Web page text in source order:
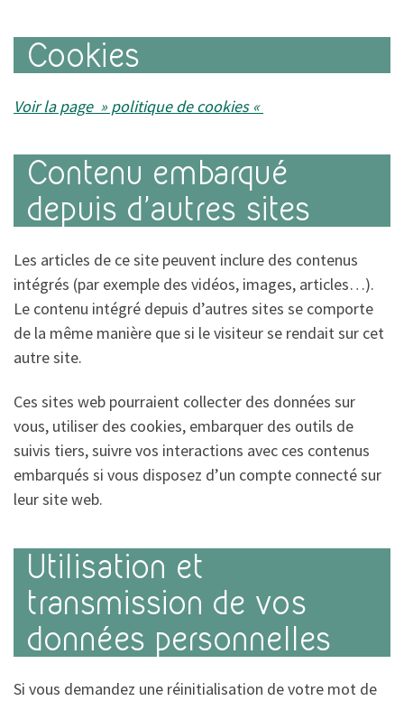
Cookies
Voir la page » politique de cookies «
Contenu embarqué
depuis d’autres sites
Les articles de ce site peuvent inclure des contenus
intégrés (par exemple des vidéos, images, articles…).
Le contenu intégré depuis d’autres sites se comporte
de la même manière que si le visiteur se rendait sur cet
autre site.
Ces sites web pourraient collecter des données sur
vous, utiliser des cookies, embarquer des outils de
suivis tiers, suivre vos interactions avec ces contenus
embarqués si vous disposez d’un compte connecté sur
leur site web.
Utilisation et
transmission de vos
données personnelles
Si vous demandez une réinitialisation de votre mot de